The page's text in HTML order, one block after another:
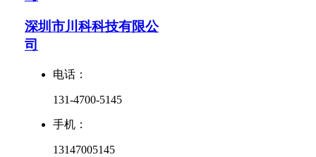
深圳市川科科技有限公
司
电话：
131-4700-5145
手机：
13147005145